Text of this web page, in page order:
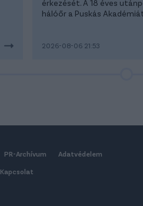
érkezését. A 18 éves
hálóőr a Puskás
2026-08-06 21:53
PR-Archívum Adatvédelem
Kapcsolat